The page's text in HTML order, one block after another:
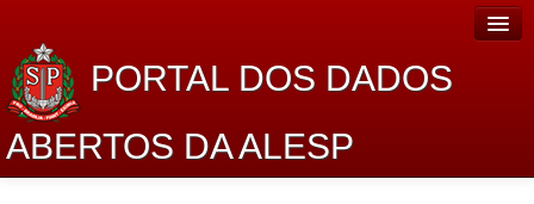
PORTAL DOS DADOS
ABERTOS DA ALESP